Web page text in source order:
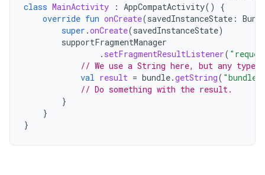
class MainActivity : AppCompatActivity()
{
override fun onCreate(savedInstanceState :
super .onCreate(savedInstanceState)
supportFragmentManager
. setFragmentResultListener(
// We use a String here, but any type
val result = bundle.getString(
// Do something with the result.
}
}
}